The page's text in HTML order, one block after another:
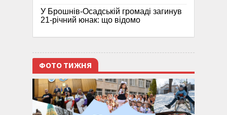
У Брошнів-Осадській громаді загинув
21-річний юнак: що відомо
ФОТО ТИЖНЯ